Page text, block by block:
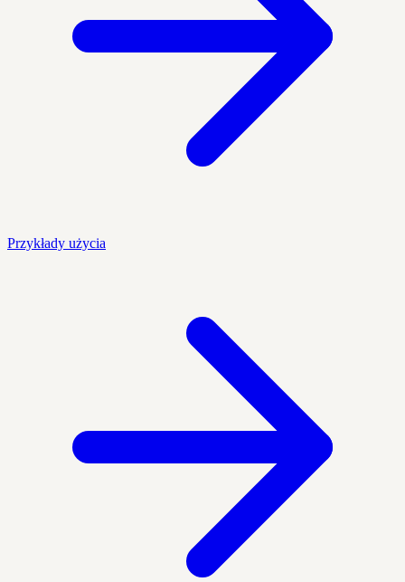
Przykłady użycia